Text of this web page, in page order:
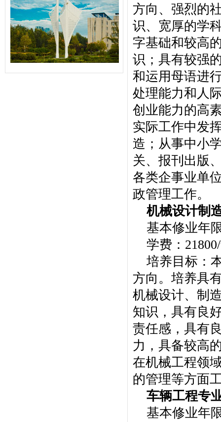
方向、强烈的
识、宽厚的学
字基础和较高
识；具有较强
和运用母语进
处理能力和人
创业能力的高
实际工作中发
造；从事中小
关、报刊出版
各类企事业单
政管理工作。
机械设计制
基本修业年
学费：
培养目标：
方向。培养具
机械设计、制
知识，具有良
责任感，具有
力，具备较高
在机械工程领
的管理等方面
车辆工程专
基本修业年